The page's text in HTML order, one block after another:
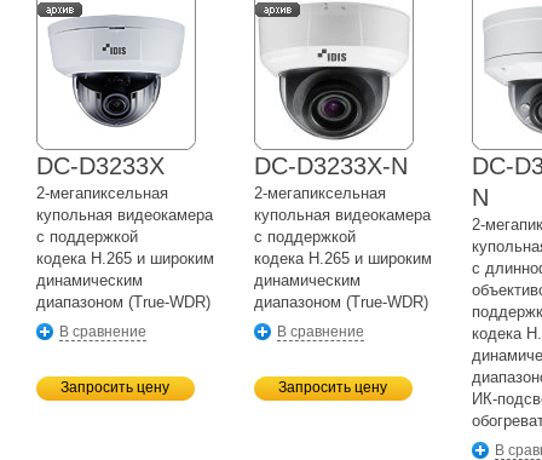
DC-D3233X
2-мегапиксельная
купольная видеокамера
с поддержкой
кодека H.265 и широким
динамическим
диапазоном (True-WDR)
В сравнение
Запросить цену
DC-D3233X-N
2-мегапиксельная
купольная видеокамера
с поддержкой
кодека H.265 и широким
динамическим
диапазоном (True-WDR)
В сравнение
Запросить цену
DC-
N
2-
с
кодека
ИК-
В